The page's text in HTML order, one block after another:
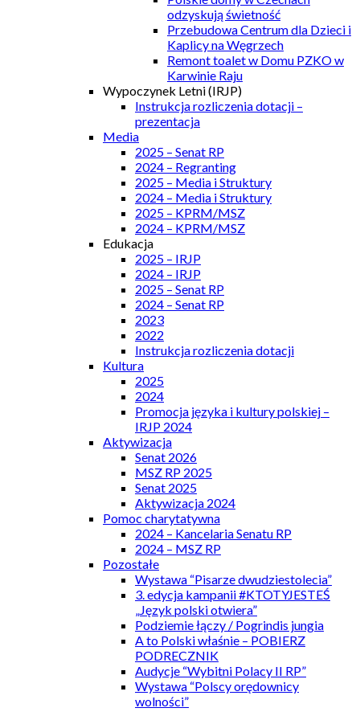
odzyskują świetność
Przebudowa Centrum dla Dzieci i
Kaplicy na Węgrzech
Remont toalet w Domu PZKO w
Karwinie Raju
Wypoczynek Letni (IRJP)
Instrukcja rozliczenia dotacji –
prezentacja
Media
2025 – Senat RP
2024 – Regranting
2025 – Media i Struktury
2024 – Media i Struktury
2025 – KPRM/MSZ
2024 – KPRM/MSZ
Edukacja
2025 – IRJP
2024 – IRJP
2025 – Senat RP
2024 – Senat RP
2023
2022
Instrukcja rozliczenia dotacji
Kultura
2025
2024
Promocja języka i kultury polskiej –
IRJP 2024
Aktywizacja
Senat 2026
MSZ RP 2025
Senat 2025
Aktywizacja 2024
Pomoc charytatywna
2024 – Kancelaria Senatu RP
2024 – MSZ RP
Pozostałe
Wystawa “Pisarze dwudziestolecia”
3. edycja kampanii #KTOTYJESTEŚ
„Język polski otwiera”
Podziemie łączy / Pogrindis jungia
A to Polski właśnie – POBIERZ
PODRECZNIK
Audycje “Wybitni Polacy II RP”
Wystawa “Polscy orędownicy
wolności”